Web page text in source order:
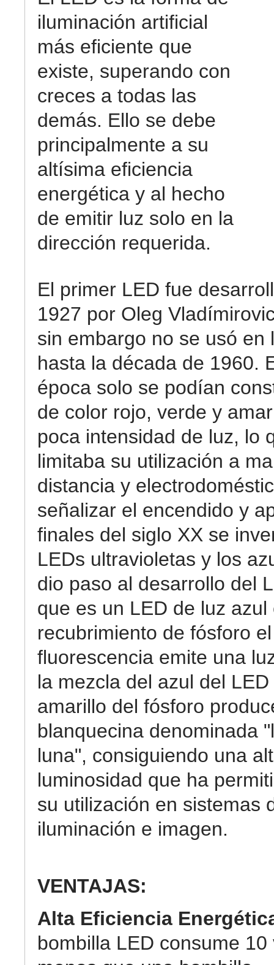
iluminación artificial
más eficiente que
existe, superando con
creces a todas las
demás. Ello se debe
principalmente a su
altísima eficiencia
energética y al hecho
de emitir luz solo en la
dirección requerida.
El primer LED fue
1927 por Oleg
sin embargo no se usó en
hasta la década de 1960.
época solo se podían
de color rojo, verde y
poca intensidad de luz, lo
limitaba su utilización a
distancia y
señalizar el encendido y
finales del siglo XX se
LEDs ultravioletas y los
dio paso al desarrollo del
que es un LED de luz azul
recubrimiento de fósforo
fluorescencia emite una
la mezcla del azul del LED
amarillo del fósforo
blanquecina denominada
luna", consiguiendo una
luminosidad que ha
su utilización en sistemas
iluminación e imagen.
VENTAJAS:
Alta Eficiencia
bombilla LED consume 10